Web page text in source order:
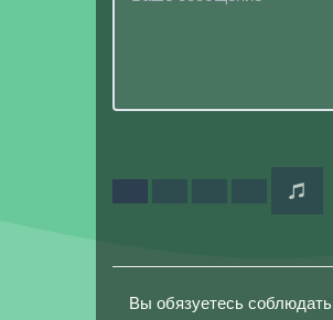
Вы обязуетесь соблюдать